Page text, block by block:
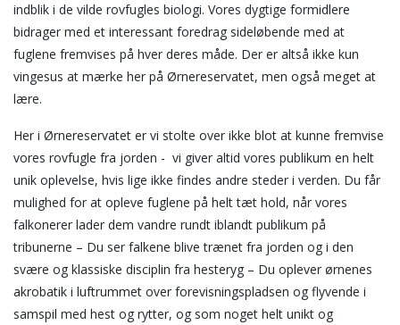
indblik i de vilde rovfugles biologi. Vores dygtige formidlere
bidrager med et interessant foredrag sideløbende med at
fuglene fremvises på hver deres måde. Der er altså ikke kun
vingesus at mærke her på Ørnereservatet, men også meget at
lære.
Her i Ørnereservatet er vi stolte over ikke blot at kunne fremvise
vores rovfugle fra jorden - vi giver altid vores publikum en helt
unik oplevelse, hvis lige ikke findes andre steder i verden. Du får
mulighed for at opleve fuglene på helt tæt hold, når vores
falkonerer lader dem vandre rundt iblandt publikum på
tribunerne – Du ser falkene blive trænet fra jorden og i den
svære og klassiske disciplin fra hesteryg – Du oplever ørnenes
akrobatik i luftrummet over forevisningspladsen og flyvende i
samspil med hest og rytter, og som noget helt unikt og